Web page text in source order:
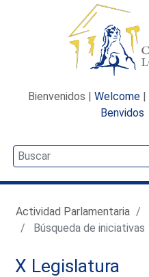
Bienvenidos | Welcome |
Benvidos
Actividad Parlamentaria
Búsqueda de iniciativas
X Legislatura